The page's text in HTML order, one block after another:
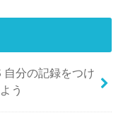
自分の記録をつけ
う